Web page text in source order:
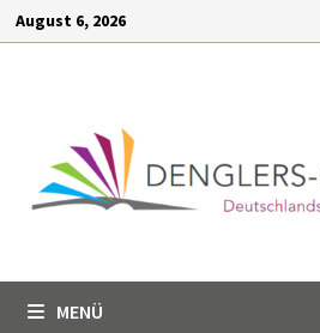
springen
Zum
Inhalt
August 6, 2026
MENÜ